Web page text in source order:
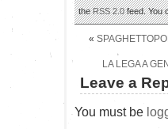
theRSS 2.0feed. You
«
LA LEGA A
Leave a
You must be